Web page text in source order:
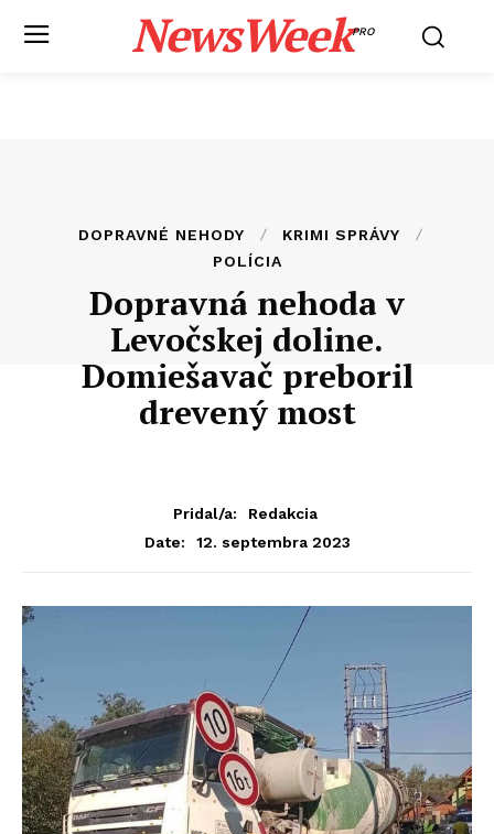
NewsWeekPRO
DOPRAVNÉ NEHODY
KRIMI SPRÁVY
POLÍCIA
Dopravná nehoda v
Levočskej doline.
Domiešavač preboril
drevený most
Pridal/a:
Redakcia
Date:
12. septembra 2023